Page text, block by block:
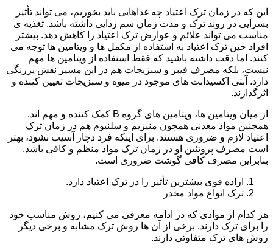
این که در زمان ترک اعتیاد چه غذاهایی باید بخوریم، می تواند تأثیر
بسزایی در روند ترک و مدت زمان سم زدایی داشته باشد. تغذیه ی
مناسب می تواند علائم و عوارض ترک اعتیاد را کاهش دهد. بیشتر
افراد حین ترک اعتیاد به استفاده از مکمل ها و ویتامین ها توجه می
کنند. اما دقت داشته باشید که فقط استفاده از ویتامین ها مهم
نیست، بلکه مصرف فیبر و سبزیجات هم در این مسیر نقش پررنگی
دارد. آنتی اکسیدانت های موجود در میوه و سبزیجات تعیین کننده و
اثرگذارند.
از میان ویتامین ها، ویتامین های گروه B کمک کننده و مهم اند.
همچنین مواد معدنی همچون منیزیم و سلنیوم هم در زمان ترک
اعتیاد لازم و ضروری هستند. برای اینکه فرد دچار آسیب نشود، بهتر
است مصرف پروتئین او در زمان ترک مواد منظم و کافی باشد.
بنابراین مصرف کافی گوشت ضروری است.
اراده قوی بیشترین تأثیر را در ترک اعتیاد دارد.
ترک انواع مواد مخدر
هر کدام از موادی که در ادامه معرفی می کنیم، روش مناسب خود
را برای ترک دارند. برخی از آن ها روش ترک مشابه و برخی دیگر
روش های ترک متفاوتی دارند.